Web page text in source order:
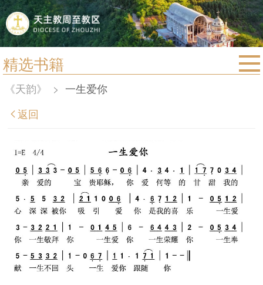
精选书籍
首页
宗教法规
教区简介
信仰文萃
教会圣月
《天韵》 > 一生爱你
返回